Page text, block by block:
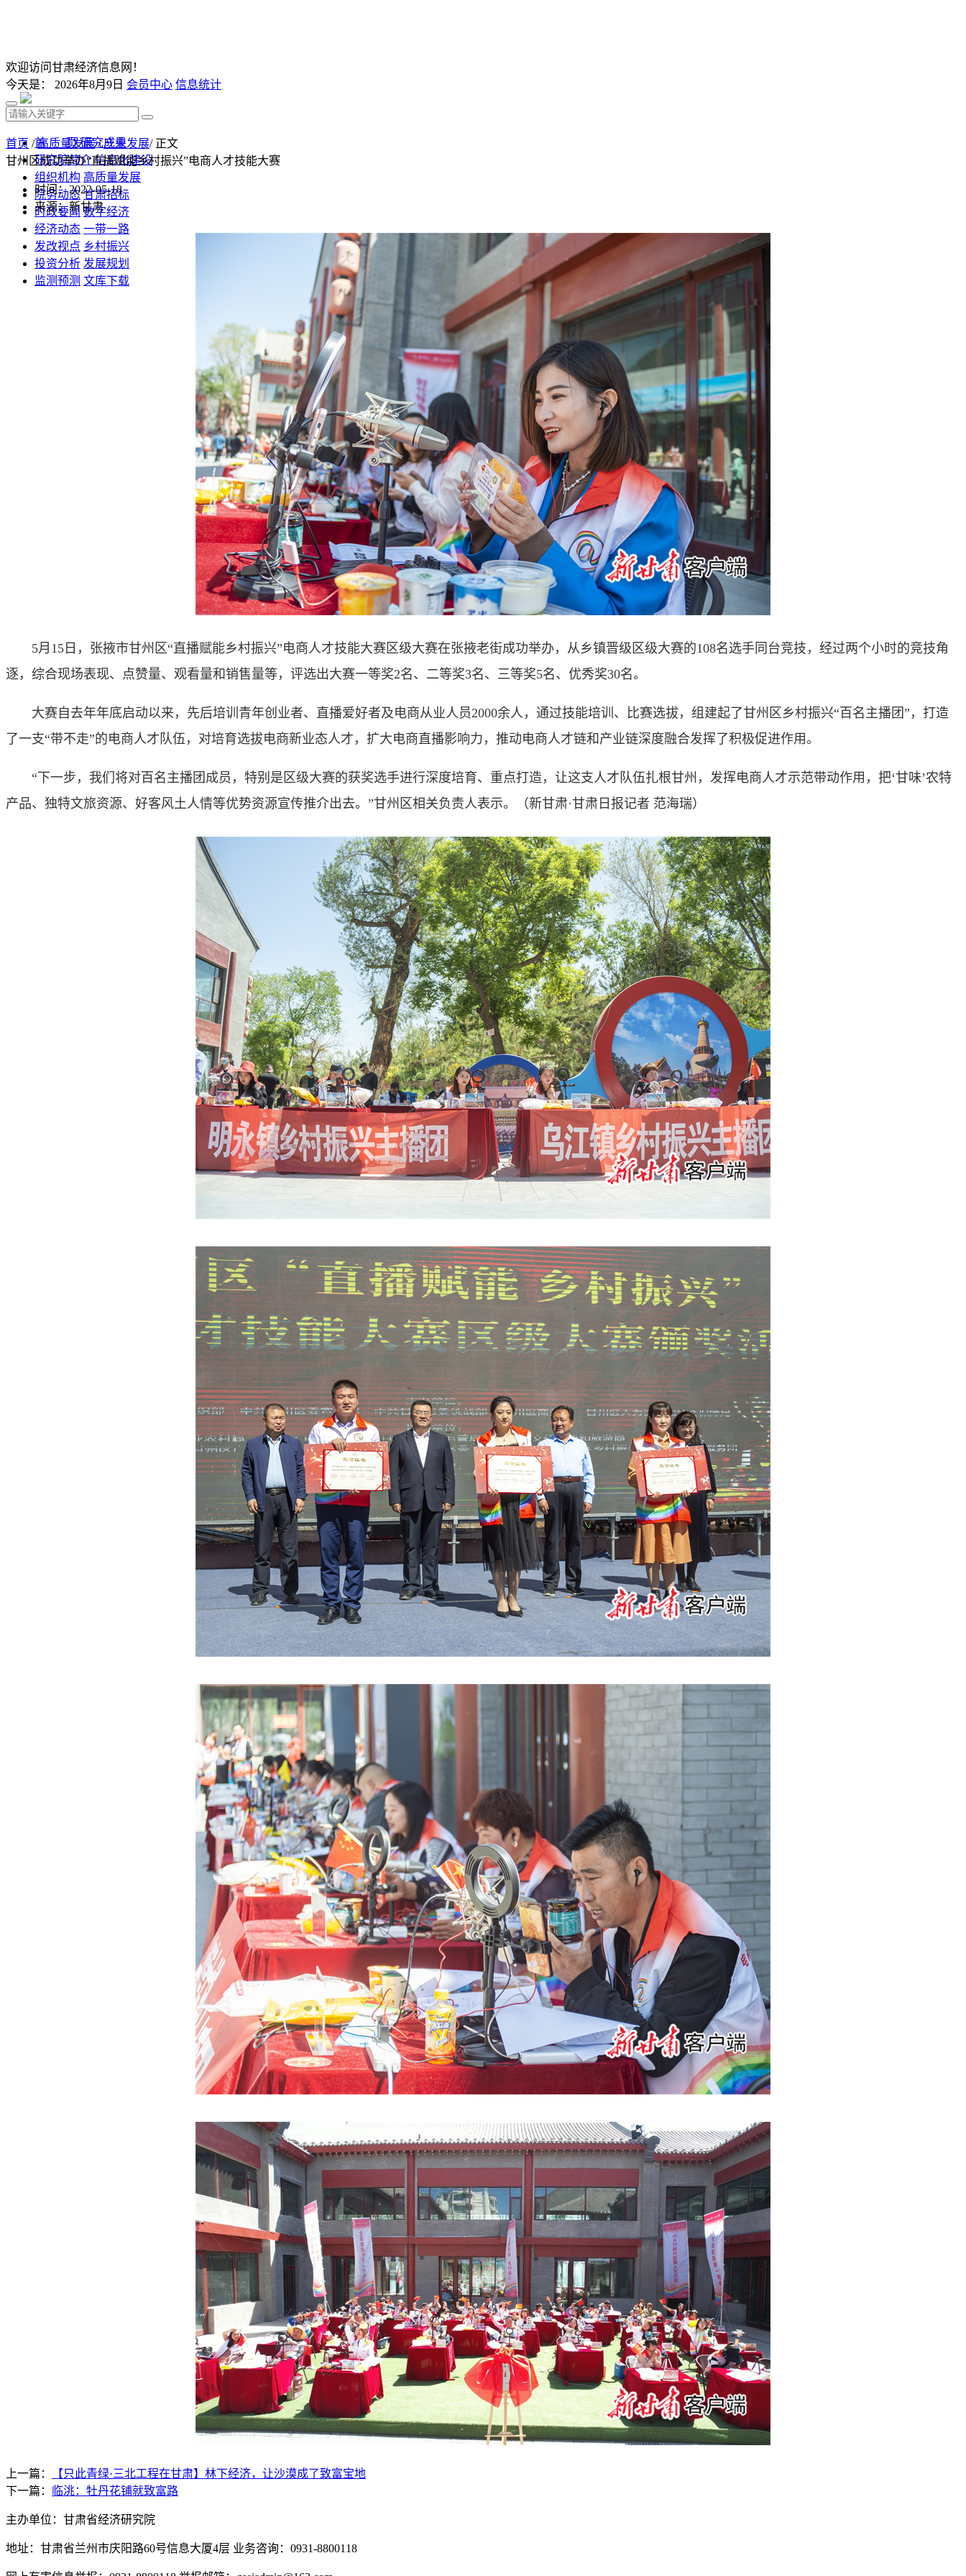
欢迎访问甘肃经济信息网！
今天是： 2026年8月9日 会员中心 信息统计
首 页 研究成果
研究院简介 信息化建设
组织机构 高质量发展
院务动态 甘肃招标
时政要闻 数字经济
经济动态 一带一路
发改视点 乡村振兴
投资分析 发展规划
监测预测 文库下载
首页 /高质量发展/产业发展/ 正文
甘州区成功举办“直播赋能乡村振兴”电商人才技能大赛
时间：2022-05-18
来源：新甘肃
5月15日，张掖市甘州区“直播赋能乡村振兴”电商人才技能大赛区级大赛在张掖老街成功举办，从乡镇晋级区级大赛的108名选手同台竞技，经过两个小时的竞技角
逐，综合现场表现、点赞量、观看量和销售量等，评选出大赛一等奖2名、二等奖3名、三等奖5名、优秀奖30名。
大赛自去年年底启动以来，先后培训青年创业者、直播爱好者及电商从业人员2000余人，通过技能培训、比赛选拔，组建起了甘州区乡村振兴“百名主播团”，打造
了一支“带不走”的电商人才队伍，对培育选拔电商新业态人才，扩大电商直播影响力，推动电商人才链和产业链深度融合发挥了积极促进作用。
“下一步，我们将对百名主播团成员，特别是区级大赛的获奖选手进行深度培育、重点打造，让这支人才队伍扎根甘州，发挥电商人才示范带动作用，把‘甘味’农特
产品、独特文旅资源、好客风土人情等优势资源宣传推介出去。”甘州区相关负责人表示。
（新甘肃·甘肃日报记者 范海瑞）
上一篇：
【只此青绿·三北工程在甘肃】林下经济，让沙漠成了致富宝地
下一篇：
临洮：牡丹花铺就致富路
主办单位：甘肃省经济研究院
地址：甘肃省兰州市庆阳路60号信息大厦4层 业务咨询：0931-8800118